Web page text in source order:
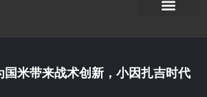
国米带来战术创新，小因扎吉时代